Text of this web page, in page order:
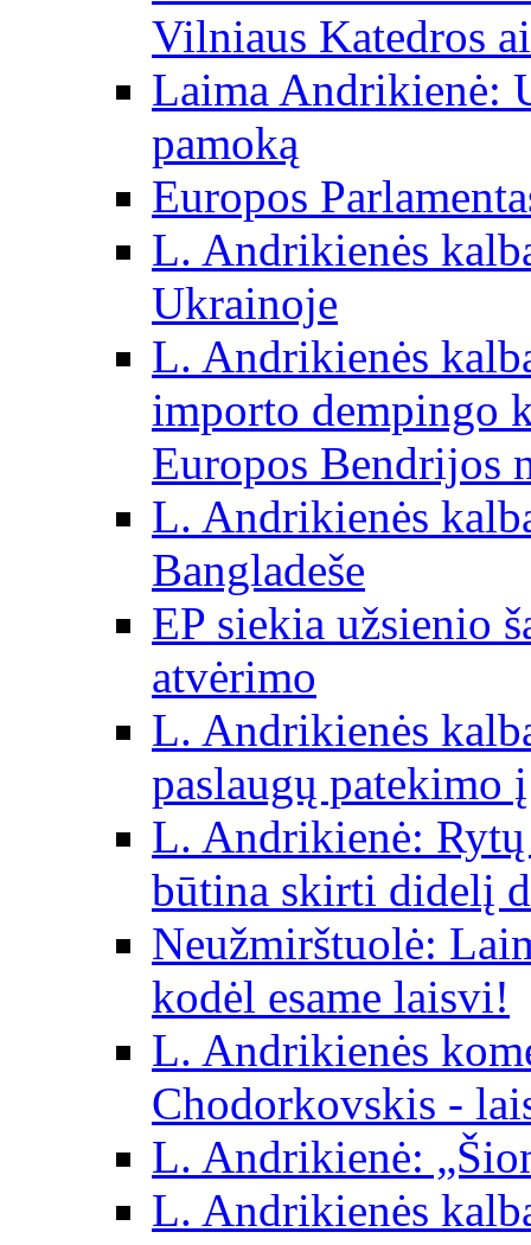
Vilniaus Katedros
Laima Andrikienė:
pamoką
Europos
L. Andrikienės
Ukrainoje
L. Andrikienės
importo dempingo
Europos Bendrijos
L. Andrikienės
Bangladeše
EP siekia užsienio
atvėrimo
L. Andrikienės
paslaugų
L. Andrikienė:
būtina skirti didelį
Neužmirštuolė:
kodėl esame laisvi!
L. Andrikienės
Chodorkovskis -
L. Andrikienė:
L. Andrikienės